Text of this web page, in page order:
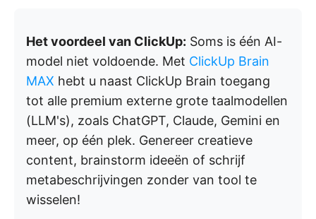
Het voordeel van ClickUp: Soms is één AI-
model niet voldoende. Met ClickUp Brain
MAX hebt u naast ClickUp Brain toegang
tot alle premium externe grote taalmodellen
(LLM's), zoals ChatGPT, Claude, Gemini en
meer, op één plek. Genereer creatieve
content, brainstorm ideeën of schrijf
metabeschrijvingen zonder van tool te
wisselen!